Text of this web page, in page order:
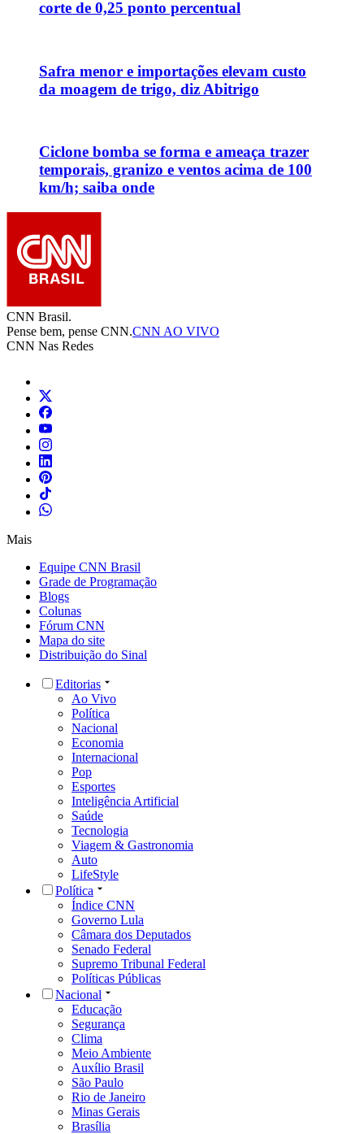
corte de 0,25 ponto percentual
Safra menor e importações elevam custo
da moagem de trigo, diz Abitrigo
Ciclone bomba se forma e ameaça trazer
temporais, granizo e ventos acima de 100
km/h; saiba onde
CNN Brasil.
Pense bem, pense CNN.CNN AO VIVO
CNN Nas Redes
Mais
Equipe CNN Brasil
Grade de Programação
Blogs
Colunas
Fórum CNN
Mapa do site
Distribuição do Sinal
Editorias
Ao Vivo
Política
Nacional
Economia
Internacional
Pop
Esportes
Inteligência Artificial
Saúde
Tecnologia
Viagem & Gastronomia
Auto
LifeStyle
Política
Índice CNN
Governo Lula
Câmara dos Deputados
Senado Federal
Supremo Tribunal Federal
Políticas Públicas
Nacional
Educação
Segurança
Clima
Meio Ambiente
Auxílio Brasil
São Paulo
Rio de Janeiro
Minas Gerais
Brasília